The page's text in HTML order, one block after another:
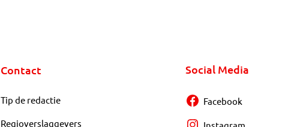
Contact
Tip de redactie
Regioverslaggevers
Social Media
Facebook
Instagram